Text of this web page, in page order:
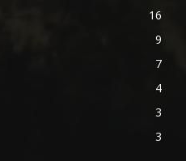
16
9
7
4
3
3